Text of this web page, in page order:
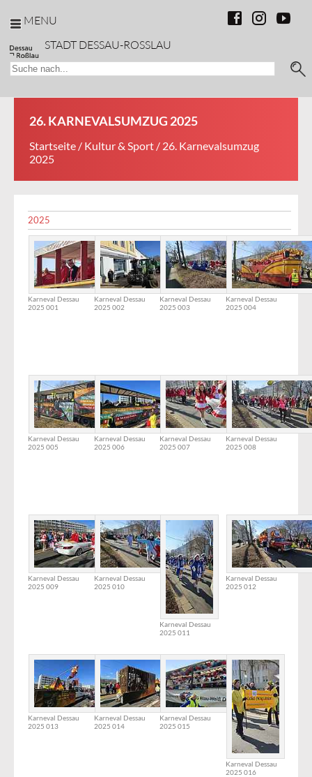
MENU
STADT DESSAU-ROSSLAU
26. KARNEVALSUMZUG 2025
Startseite / Kultur & Sport / 26. Karnevalsumzug
2025
2025
Karneval Dessau
2025 001
Karneval Dessau
2025 002
Karneval Dessau
2025 003
Karneval Dessau
2025 004
Karneval Dessau
2025 005
Karneval Dessau
2025 006
Karneval Dessau
2025 007
Karneval Dessau
2025 008
Karneval Dessau
2025 009
Karneval Dessau
2025 010
Karneval Dessau
2025 011
Karneval Dessau
2025 012
Karneval Dessau
2025 013
Karneval Dessau
2025 014
Karneval Dessau
2025 015
Karneval Dessau
2025 016